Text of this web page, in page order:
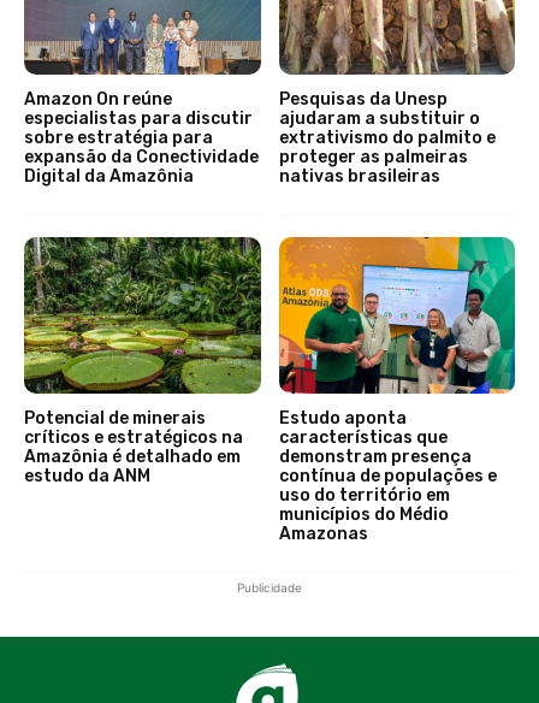
Amazon On reúne
especialistas para discutir
sobre estratégia para
expansão da Conectividade
Digital da Amazônia
Pesquisas da Unesp
ajudaram a substituir o
extrativismo do palmito e
proteger as palmeiras
nativas brasileiras
Potencial de minerais
críticos e estratégicos na
Amazônia é detalhado em
estudo da ANM
Estudo aponta
características que
demonstram presença
contínua de populações e
uso do território em
municípios do Médio
Amazonas
Publicidade